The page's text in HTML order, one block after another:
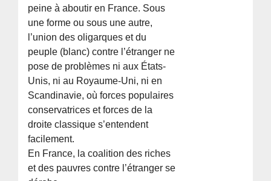
peine à aboutir en France. Sous
une forme ou sous une autre,
l’union des oligarques et du
peuple (blanc) contre l’étranger ne
pose de problèmes ni aux États-
Unis, ni au Royaume-Uni, ni en
Scandinavie, où forces populaires
conservatrices et forces de la
droite classique s’entendent
facilement.
En France, la coalition des riches
et des pauvres contre l’étranger se